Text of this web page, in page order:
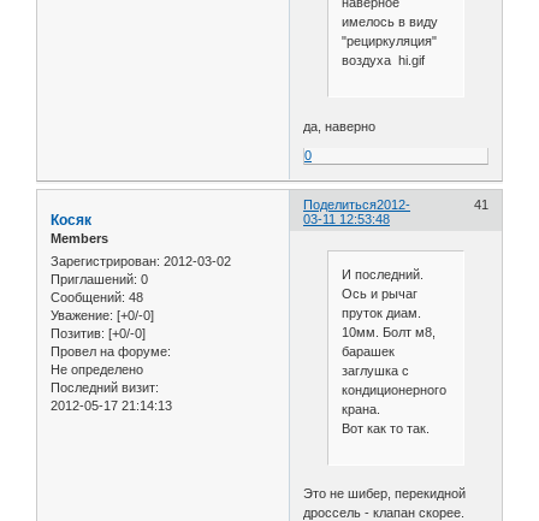
имелось в виду
"рециркуляция"
воздуха hi.gif
да, наверно
0
Поделиться 41
2012-
03-11 12:53:48
Косяк
Members
Зарегистрирован: 2012-03-02
Приглашений: 0
Сообщений: 48
Уважение: [+0/-0]
Позитив: [+0/-0]
Провел на форуме:
Не определено
Последний визит:
2012-05-17 21:14:13
И последний.
Ось и рычаг
пруток диам.
10мм. Болт м8,
барашек
заглушка с
кондиционерного
крана.
Вот как то так.
Это не шибер, перекидной
дроссель - клапан скорее.